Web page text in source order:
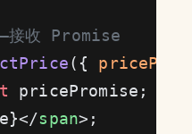
收 Promise
({
pricePromise;
span>;